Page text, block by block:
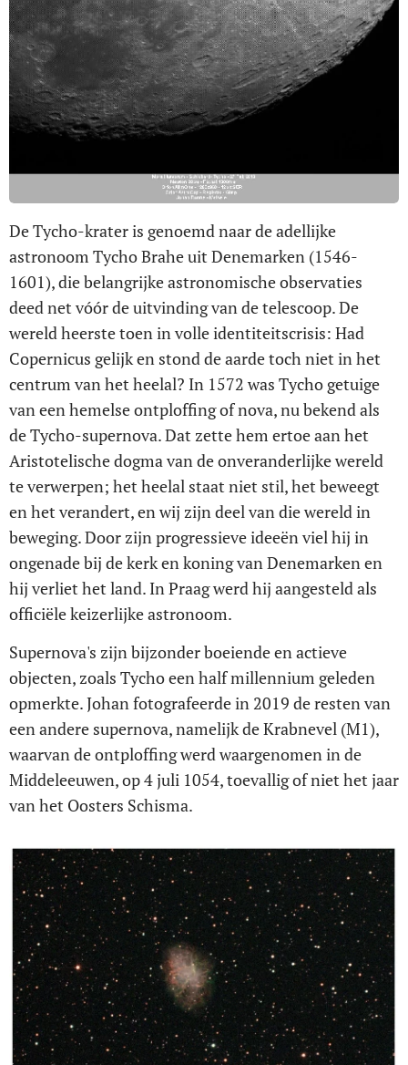
De Tycho-krater is genoemd naar de adellijke
astronoom Tycho Brahe uit Denemarken (1546-
1601), die belangrijke astronomische observaties
deed net vóór de uitvinding van de telescoop. De
wereld heerste toen in volle identiteitscrisis: Had
Copernicus gelijk en stond de aarde toch niet in het
centrum van het heelal? In 1572 was Tycho getuige
van een hemelse ontploffing of nova, nu bekend als
de Tycho-supernova. Dat zette hem ertoe aan het
Aristotelische dogma van de onveranderlijke wereld
te verwerpen; het heelal staat niet stil, het beweegt
en het verandert, en wij zijn deel van die wereld in
beweging. Door zijn progressieve ideeën viel hij in
ongenade bij de kerk en koning van Denemarken en
hij verliet het land. In Praag werd hij aangesteld als
officiële keizerlijke astronoom.
Supernova's zijn bijzonder boeiende en actieve
objecten, zoals Tycho een half millennium geleden
opmerkte. Johan fotografeerde in 2019 de resten van
een andere supernova, namelijk de Krabnevel (M1),
waarvan de ontploffing werd waargenomen in de
Middeleeuwen, op 4 juli 1054, toevallig of niet het jaar
van het Oosters Schisma.